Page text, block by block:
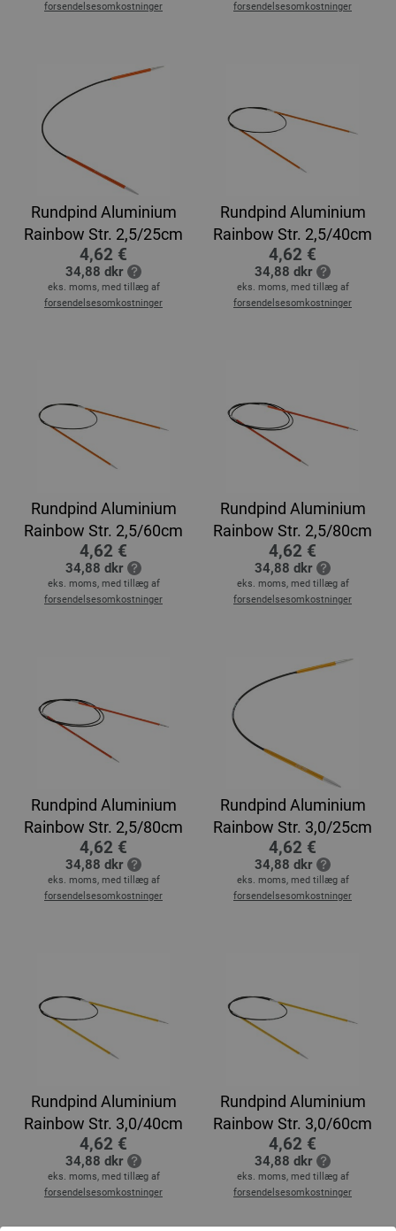
forsendelsesomkostninger
forsendelsesomkostninger
Rundpind Aluminium
Rainbow Str. 2,5/25cm
4,62 €
34,88 dkr
eks. moms, med tillæg af
forsendelsesomkostninger
Rundpind Aluminium
Rainbow Str. 2,5/40cm
4,62 €
34,88 dkr
eks. moms, med tillæg af
forsendelsesomkostninger
Rundpind Aluminium
Rainbow Str. 2,5/60cm
4,62 €
34,88 dkr
eks. moms, med tillæg af
forsendelsesomkostninger
Rundpind Aluminium
Rainbow Str. 2,5/80cm
4,62 €
34,88 dkr
eks. moms, med tillæg af
forsendelsesomkostninger
Rundpind Aluminium
Rainbow Str. 2,5/80cm
4,62 €
34,88 dkr
eks. moms, med tillæg af
forsendelsesomkostninger
Rundpind Aluminium
Rainbow Str. 3,0/25cm
4,62 €
34,88 dkr
eks. moms, med tillæg af
forsendelsesomkostninger
Rundpind Aluminium
Rainbow Str. 3,0/40cm
4,62 €
34,88 dkr
eks. moms, med tillæg af
forsendelsesomkostninger
Rundpind Aluminium
Rainbow Str. 3,0/60cm
4,62 €
34,88 dkr
eks. moms, med tillæg af
forsendelsesomkostninger